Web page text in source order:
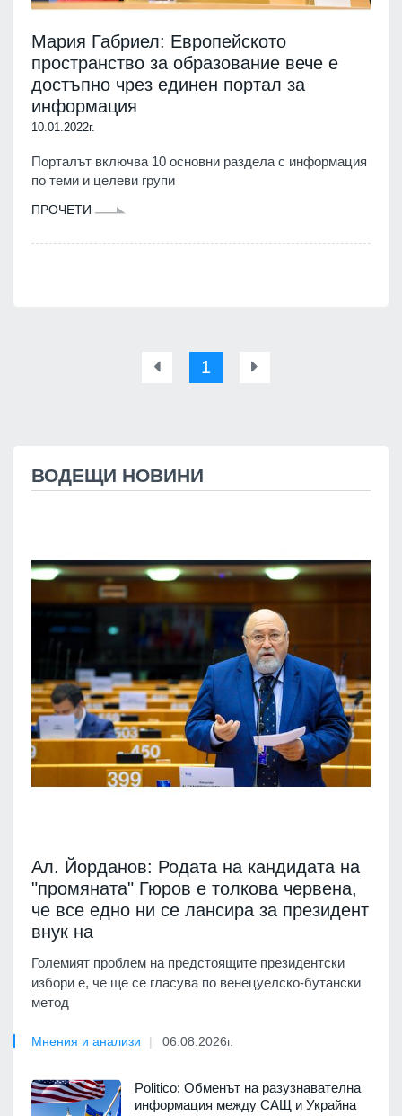
Мария Габриел: Европейското
пространство за образование вече е
достъпно чрез единен портал за
информация
10.01.2022г.
Порталът включва 10 основни раздела с информация
по теми и целеви групи
ПРОЧЕТИ
1
ВОДЕЩИ НОВИНИ
Ал. Йорданов: Родата на кандидата на
"промяната" Гюров е толкова червена,
че все едно ни се лансира за президент
внук на
Големият проблем на предстоящите президентски
избори е, че ще се гласува по венецуелско-бутански
метод
Мнения и анализи 06.08.2026г.
Politico: Обменът на разузнавателна
информация между САЩ и Украйна